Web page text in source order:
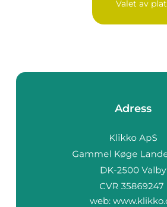
Valet av
Adress
web: